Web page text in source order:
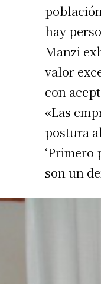
hay
Manzi
valor
con
«Las
postura
‘Primero
son un